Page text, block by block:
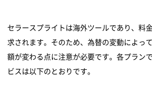
セラースプライトは海外ツールであり、料
求されます。そのため、為替の変動によっ
額が変わる点に注意が必要です。各プラン
ビスは以下のとおりです。